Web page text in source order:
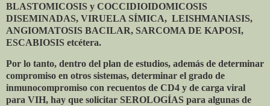
BLASTOMICOSIS y COCCIDIOIDOMICOSIS
DISEMINADAS, VIRUELA SÍMICA, LEISHMANIASIS,
ANGIOMATOSIS BACILAR, SARCOMA DE KAPOSI,
ESCABIOSIS etcétera.
Por lo tanto, dentro del plan de estudios, además de determinar
compromiso en otros sistemas, determinar el grado de
inmunocompromiso con recuentos de CD4 y de carga viral
para VIH, hay que solicitar SEROLOGÍAS para algunas de